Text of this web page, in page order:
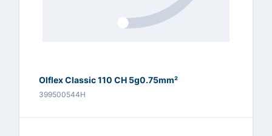
Olflex Classic 110 CH 5g0.75mm²
399500544H